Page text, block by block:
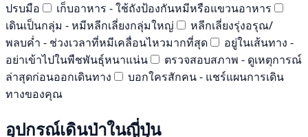
ปรบมือ
เก็บอาหาร - ใช้ถังป้องกันหมีหรือแขวนอาหาร
เดินเป็นกลุ่ม - หมีหลีกเลี่ยงกลุ่มใหญ่
หลีกเลี่ยงรุ่งอรุณ/
พลบค่ำ - ช่วงเวลาที่หมีเคลื่อนไหวมากที่สุด
อยู่ในเส้นทาง -
อย่าเข้าไปในพืชพันธุ์หนาแน่น
ตรวจสอบสภาพ - ดูเหตุการณ์
ล่าสุดก่อนออกเดินทาง
บอกใครสักคน - แชร์แผนการเดิน
ทางของคุณ
อุปกรณ์เดินป่าในญี่ปุ่น